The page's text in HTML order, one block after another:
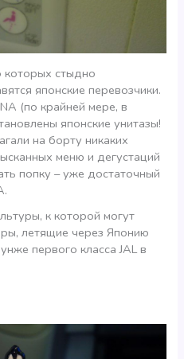
которых стыдно
японские перевозчики.
(по крайней мере, в
японские унитазы!
на борту никаких
меню и дегустаций
попку – уже достаточный
к которой могут
летящие через Японию
первого класса JAL в